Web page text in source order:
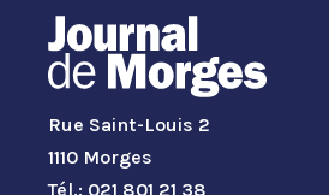
Rue Saint-Louis 2
1110 Morges
Tél.: 021 801 21 38